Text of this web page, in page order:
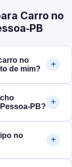
Carro no
no
de mim?
no